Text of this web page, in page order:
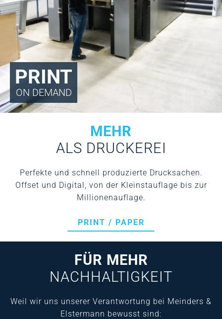
PRINT
ON DEMAND
MEHR
ALS DRUCKEREI
Perfekte und schnell produzierte Drucksachen.
Offset und Digital, von der Kleinstauflage bis zur
Millionenauflage.
PRINT / PAPER
FÜR MEHR
NACHHALTIGKEIT
Weil wir uns unserer Verantwortung bei Meinders &
Elstermann bewusst sind: